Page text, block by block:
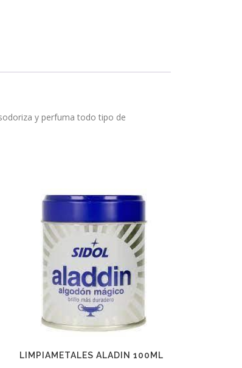
y perfuma todo tipo de
LIMPIAMETALES ALADIN 100ML